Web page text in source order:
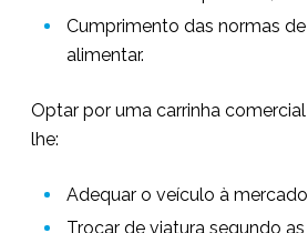
Cumprimento das normas
alimentar.
Optar por uma carrinha
lhe:
Adequar o veículo à
Trocar de viatura segundo